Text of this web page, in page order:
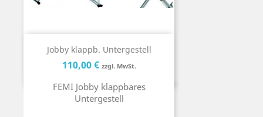
Jobby klappb. Untergestell
Preis
110,00 € zzgl. MwSt.Preis
FEMI Jobby klappbares
Untergestell